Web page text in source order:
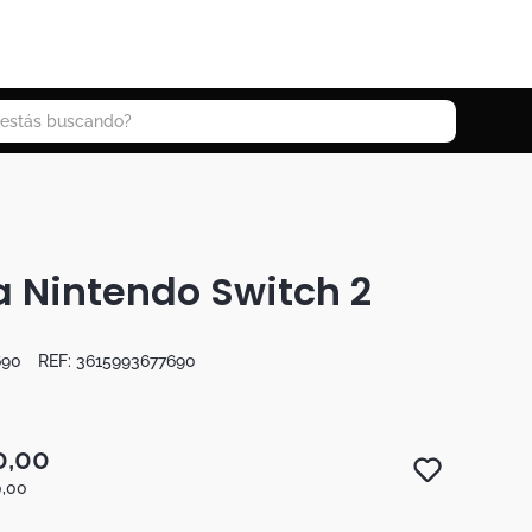
Nintendo Switch 2
REF: 3615993677690
,00
,00